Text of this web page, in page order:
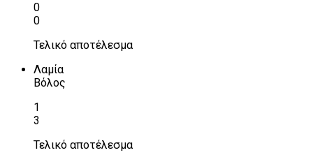
0
0
Τελικό αποτέλεσμα
Λαμία
Βόλος
1
3
Τελικό αποτέλεσμα